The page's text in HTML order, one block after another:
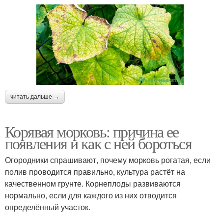
читать дальше →
Корявая морковь: причина ее
появления и как с ней бороться
Огородники спрашивают, почему морковь рогатая, если
полив проводится правильно, культура растёт на
качественном грунте. Корнеплоды развиваются
нормально, если для каждого из них отводится
определённый участок.